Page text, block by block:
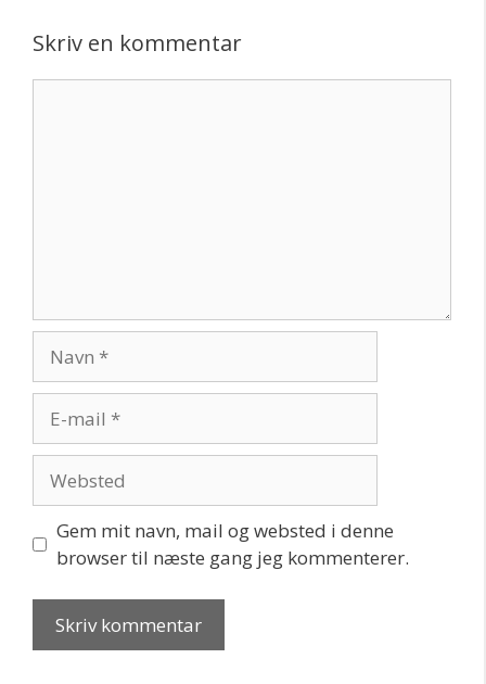
Skriv en kommentar
mail
Gem mit navn, mail og websted i denne
browser til næste gang jeg kommenterer.